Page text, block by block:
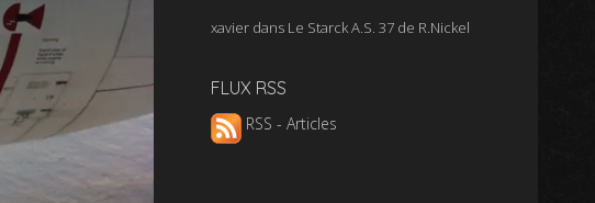
xavier dans Le Starck A.S. 37 de R.Nickel
FLUX RSS
RSS - Articles